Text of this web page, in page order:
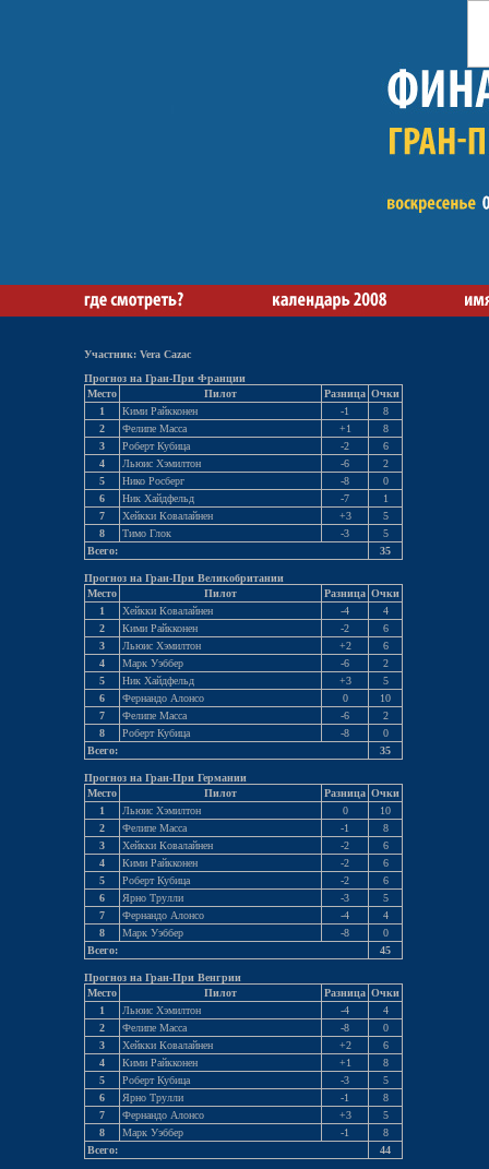
Участник: Vera Cazac
Прогноз на Гран-При Франции
Место
Пилот Разница Очки
1
Кими Райкконен -1
8
2
Фелипе Масса +1
8
3
Роберт Кубица -2
6
4
Льюис Хэмилтон -6
2
5
Нико Росберг -8
0
6
Ник Хайдфельд -7
1
7
Хейкки Ковалайнен +3
5
8
Тимо Глок -3
5
Всего:
35
Прогноз на Гран-При Великобритании
Место
Пилот Разница Очки
1
Хейкки Ковалайнен -4
4
2
Кими Райкконен -2
6
3
Льюис Хэмилтон +2
6
4
Марк Уэббер -6
2
5
Ник Хайдфельд +3
5
6
Фернандо Алонсо 0
10
7
Фелипе Масса -6
2
8
Роберт Кубица -8
0
Всего:
35
Прогноз на Гран-При Германии
Место
Пилот Разница Очки
1
Льюис Хэмилтон 0
10
2
Фелипе Масса -1
8
3
Хейкки Ковалайнен -2
6
4
Кими Райкконен -2
6
5
Роберт Кубица -2
6
6
Ярно Трулли -3
5
7
Фернандо Алонсо -4
4
8
Марк Уэббер -8
0
Всего:
45
Прогноз на Гран-При Венгрии
Место
Пилот Разница Очки
1
Льюис Хэмилтон -4
4
2
Фелипе Масса -8
0
3
Хейкки Ковалайнен +2
6
4
Кими Райкконен +1
8
5
Роберт Кубица -3
5
6
Ярно Трулли -1
8
7
Фернандо Алонсо +3
5
8
Марк Уэббер -1
8
Всего:
44